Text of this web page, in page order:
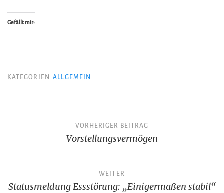
Gefällt mir:
KATEGORIEN ALLGEMEIN
Beitragsnavigation
VORHERIGER BEITRAG
Vorstellungsvermögen
WEITER
Statusmeldung Essstörung: „Einigermaßen stabil“